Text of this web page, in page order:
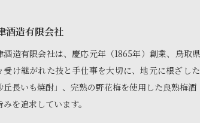
酒造有限会社
酒造有限会社は、慶応元年（1865年）創業、鳥取
受け継がれた技と手仕事を大切に、地元に根ざし
丘長いも焼酎」、完熟の野花梅を使用した良熟梅
みを追求しています。